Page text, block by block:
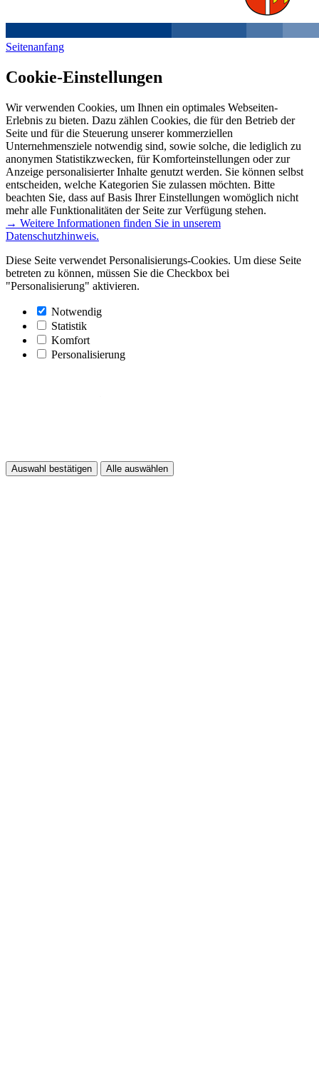
Seitenanfang
Cookie-Einstellungen
Wir verwenden Cookies, um Ihnen ein optimales Webseiten-
Erlebnis zu bieten. Dazu zählen Cookies, die für den Betrieb der
Seite und für die Steuerung unserer kommerziellen
Unternehmensziele notwendig sind, sowie solche, die lediglich zu
anonymen Statistikzwecken, für Komforteinstellungen oder zur
Anzeige personalisierter Inhalte genutzt werden. Sie können selbst
entscheiden, welche Kategorien Sie zulassen möchten. Bitte
beachten Sie, dass auf Basis Ihrer Einstellungen womöglich nicht
mehr alle Funktionalitäten der Seite zur Verfügung stehen.
→ Weitere Informationen finden Sie in unserem
Datenschutzhinweis.
Diese Seite verwendet Personalisierungs-Cookies. Um diese Seite
betreten zu können, müssen Sie die Checkbox bei
"Personalisierung" aktivieren.
Notwendig
Statistik
Komfort
Personalisierung
Auswahl bestätigen Alle auswählen